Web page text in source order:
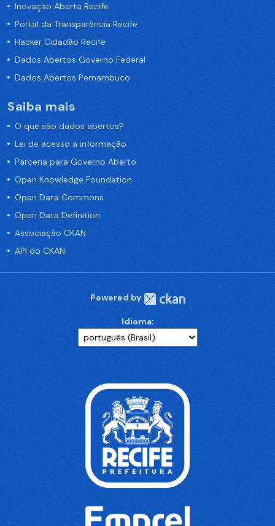
Inovação Aberta Recife
Portal da Transparência Recife
Hacker Cidadão Recife
Dados Abertos Governo Federal
Dados Abertos Pernambuco
Saiba mais
O que são dados abertos?
Lei de acesso a informação
Parceria para Governo Aberto
Open Knowledge Foundation
Open Data Commons
Open Data Definition
Associação CKAN
API do CKAN
Powered by
Idioma